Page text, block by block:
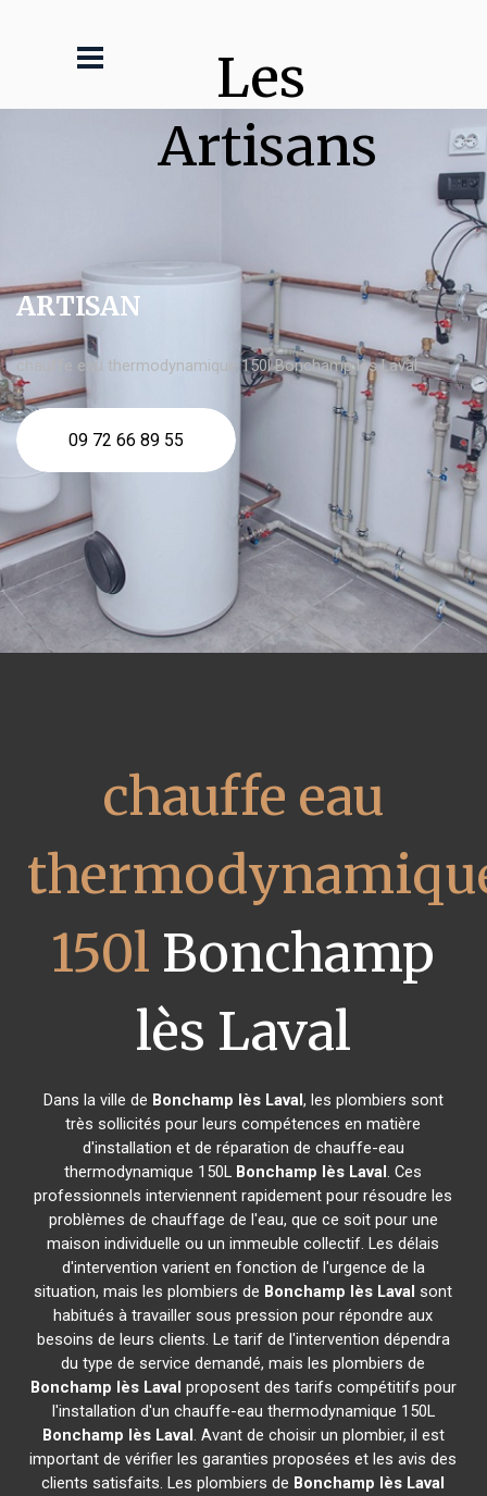
Les
Artisans
ARTISAN
chauffe eau thermodynamique 150l Bonchamp lès Laval
09 72 66 89 55
chauffe eau
150l Bonchamp
lès Laval
Dans la ville de Bonchamp lès Laval, les plombiers sont
très sollicités pour leurs compétences en matière
d'installation et de réparation de chauffe-eau
thermodynamique 150L Bonchamp lès Laval. Ces
professionnels interviennent rapidement pour résoudre les
problèmes de chauffage de l'eau, que ce soit pour une
maison individuelle ou un immeuble collectif. Les délais
d'intervention varient en fonction de l'urgence de la
situation, mais les plombiers de Bonchamp lès Laval sont
habitués à travailler sous pression pour répondre aux
besoins de leurs clients. Le tarif de l'intervention dépendra
du type de service demandé, mais les plombiers de
Bonchamp lès Laval proposent des tarifs compétitifs pour
l'installation d'un chauffe-eau thermodynamique 150L
Bonchamp lès Laval. Avant de choisir un plombier, il est
important de vérifier les garanties proposées et les avis des
clients satisfaits. Les plombiers de Bonchamp lès Laval